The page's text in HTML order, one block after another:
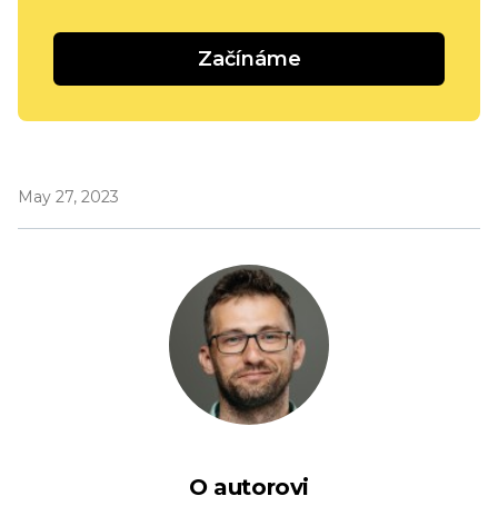
Začínáme
May 27, 2023
O autorovi